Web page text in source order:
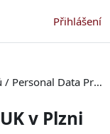
Přihlášení
Ochrana osobních údajů / Personal Data Protection (GDPR)
v Plzni